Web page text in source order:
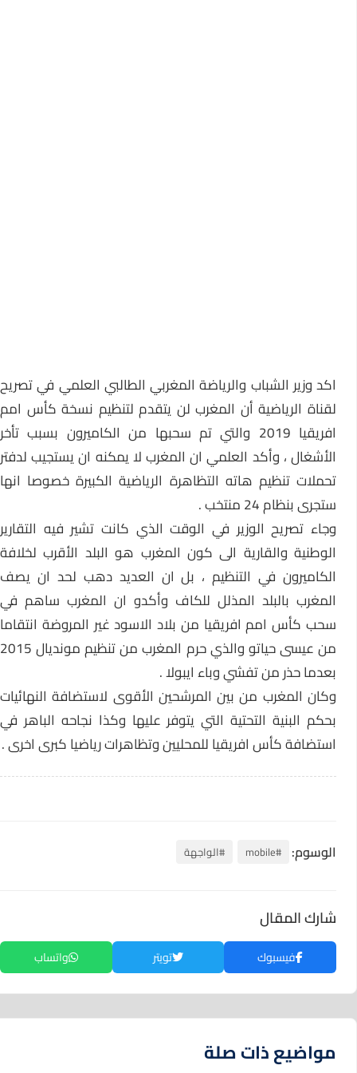
اكد وزير الشباب والرياضة المغربي الطالبي العلمي في تصريح
لقناة الرياضية أن المغرب لن يتقدم لتنظيم نسخة كأس امم
افريقيا 2019 والتي تم سحبها من الكاميرون بسبب تأخر
الأشغال ، وأكد العلمي ان المغرب لا يمكنه ان يستجيب لدفتر
تحملات تنظيم هاته التظاهرة الرياضية الكبيرة خصوصا انها
ستجرى بنظام 24 منتخب .
وجاء تصريح الوزير في الوقت الذي كانت تشير فيه التقارير
الوطنية والقارية الى كون المغرب هو البلد الأقرب لخلافة
الكاميرون في التنظيم ، بل ان العديد دهب لحد ان يصف
المغرب بالبلد المذلل للكاف وأكدو ان المغرب ساهم في
سحب كأس امم افريقيا من بلاد الاسود غير المروضة انتقاما
من عيسى حياتو والذي حرم المغرب من تنظيم مونديال 2015
بعدما حذر من تفشي وباء ايبولا .
وكان المغرب من بين المرشحين الأقوى لاستضافة النهائيات
بحكم البنية التحتية التي يتوفر عليها وكذا نجاحه الباهر في
استضافة كأس افريقيا للمحليين وتظاهرات رياضيا كبرى اخرى .
الوسوم: #mobile #الواجهة
شارك المقال
فيسبوك تويتر واتساب
مواضيع ذات صلة